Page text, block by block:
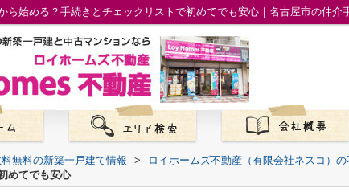
ら始める？手続きとチェックリストで初めてでも安心｜名古屋市の仲
無料の新築一戸建て情報 > ロイホームズ不動産（有限会社ネスコ）
めてでも安心